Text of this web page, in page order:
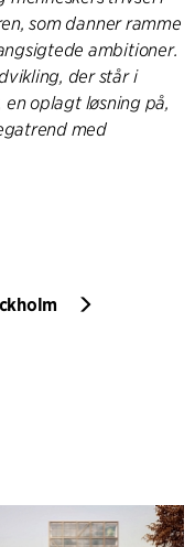
som danner ramme
ambitioner.
der står i
oplagt løsning på,
med